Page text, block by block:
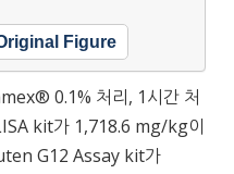
Figure
0.1% 처리, 1시간 처
kit가 1,718.6 mg/kg이
G12 Assay kit가